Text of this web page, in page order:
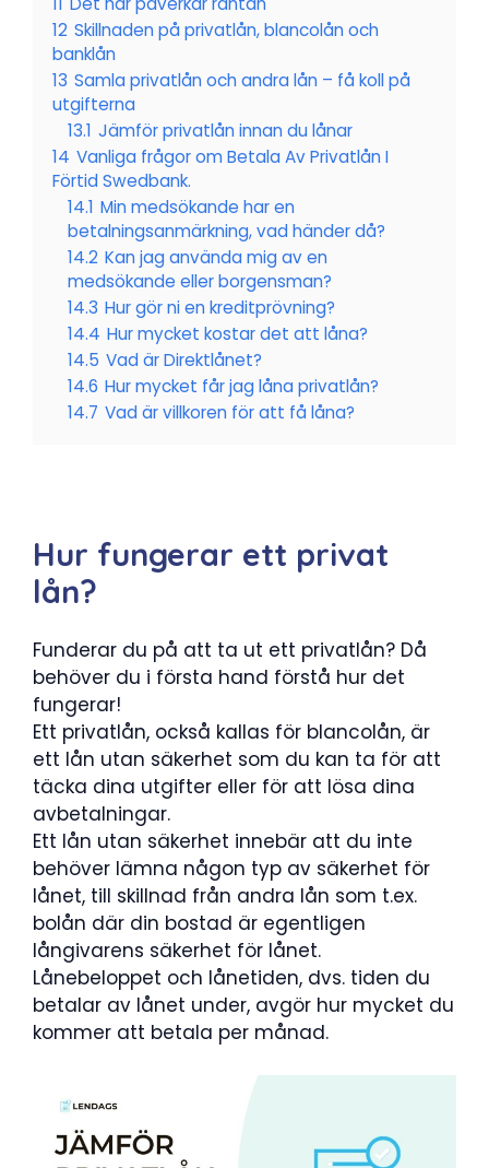
12 Skillnaden på privatlån, blancolån och
banklån
13 Samla privatlån och andra lån – få koll på
utgifterna
13.1 Jämför privatlån innan du lånar
14 Vanliga frågor om Betala Av Privatlån I
Förtid Swedbank.
14.1 Min medsökande har en
betalningsanmärkning, vad händer då?
14.2 Kan jag använda mig av en
medsökande eller borgensman?
14.3 Hur gör ni en kreditprövning?
14.4 Hur mycket kostar det att låna?
14.5 Vad är Direktlånet?
14.6 Hur mycket får jag låna privatlån?
14.7 Vad är villkoren för att få låna?
Hur fungerar ett privat
lån?
Funderar du på att ta ut ett privatlån? Då
behöver du i första hand förstå hur det
fungerar!
Ett privatlån, också kallas för blancolån, är
ett lån utan säkerhet som du kan ta för att
täcka dina utgifter eller för att lösa dina
avbetalningar.
Ett lån utan säkerhet innebär att du inte
behöver lämna någon typ av säkerhet för
lånet, till skillnad från andra lån som t.ex.
bolån där din bostad är egentligen
långivarens säkerhet för lånet.
Lånebeloppet och lånetiden, dvs. tiden du
betalar av lånet under, avgör hur mycket du
kommer att betala per månad.